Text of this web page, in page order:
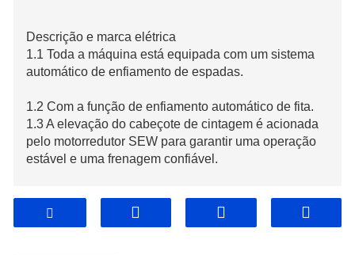
Descrição e marca elétrica
1.1 Toda a máquina está equipada com um sistema
automático de enfiamento de espadas.
1.2 Com a função de enfiamento automático de fita.
1.3 A elevação do cabeçote de cintagem é acionada
pelo motorredutor SEW para garantir uma operação
estável e uma frenagem confiável.